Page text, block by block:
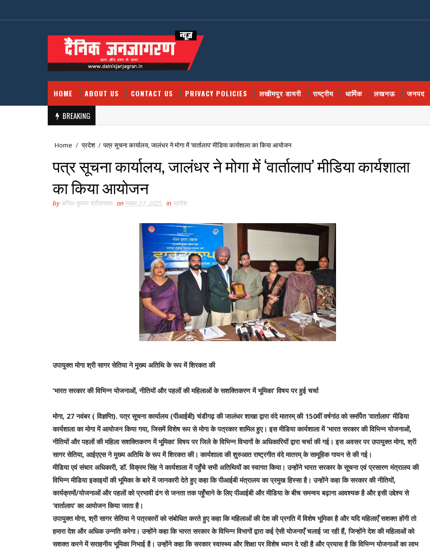
HOME ABOUT US CONTACT US PRIVACY POLICIES लखीमपुर डायरी राष्ट्रीय धार्मिक लखनऊ जनपद
BREAKING
Home / प्रदेश / पत्र सूचना कार्यालय, जालंधर ने मोगा में ‘वार्तालाप’ मीडिया कार्यशाला का किया आयोजन
पत्र सूचना कार्यालय, जालंधर ने मोगा में ‘वार्तालाप’ मीडिया कार्यशाला
का किया आयोजन
byअनिल कुमार श्रीवास्तव onनवंबर 27, 2025 in प्रदेश
उपायुक्त मोगा श्री सागर सेतिया ने मुख्य अतिथि के रूप में शिरकत की
‘भारत सरकार की विभिन्न योजनाओं, नीतियों और पहलों की महिलाओं के सशक्तिकरण में भूमिका’ विषय पर हुई चर्चा
मोगा, 27 नवंबर ( विज्ञप्ति).पत्र सूचना कार्यालय (पीआईबी) चंडीगढ़ की जालंधर शाखा द्वारा वंदे मातरम् की 150वीं वर्षगांठ को समर्पित ‘वार्तालाप’ मीडिया
कार्यशाला का मोगा में आयोजन किया गया, जिसमें विशेष रूप से मोगा के पत्रकार शामिल हुए। इस मीडिया कार्यशाला में ‘भारत सरकार की विभिन्न योजनाओं,
नीतियों और पहलों की महिला सशक्तिकरण में भूमिका’ विषय पर जिले के विभिन्न विभागों के अधिकारियों द्वारा चर्चा की गई। इस अवसर पर उपायुक्त मोगा, श्री
सागर सेतिया, आईएएस ने मुख्य अतिथि के रूप में शिरकत की। कार्यशाला की शुरुआत राष्ट्रगीत वंदे मातरम् के सामूहिक गायन से की गई।
मीडिया एवं संचार अधिकारी, डॉ. विक्रम सिंह ने कार्यशाला में पहुँचे सभी अतिथियों का स्वागत किया। उन्होंने भारत सरकार के सूचना एवं प्रसारण मंत्रालय की
विभिन्न मीडिया इकाइयों की भूमिका के बारे में जानकारी देते हुए कहा कि पीआईबी मंत्रालय का प्रमुख हिस्सा है। उन्होंने कहा कि सरकार की नीतियों,
कार्यक्रमों/योजनाओं और पहलों को प्रभावी ढंग से जनता तक पहुँचाने के लिए पीआईबी और मीडिया के बीच समन्वय बढ़ाना आवश्यक है और इसी उद्देश्य से
‘वार्तालाप’ का आयोजन किया जाता है।
उपायुक्त मोगा, श्री सागर सेतिया ने पत्रकारों को संबोधित करते हुए कहा कि महिलाओं की देश की प्रगति में विशेष भूमिका है और यदि महिलाएँ सशक्त होंगी तो
हमारा देश और अधिक उन्नति करेगा। उन्होंने कहा कि भारत सरकार के विभिन्न विभागों द्वारा कई ऐसी योजनाएँ चलाई जा रही हैं, जिन्होंने देश की महिलाओं को
सशक्त करने में सराहनीय भूमिका निभाई है। उन्होंने कहा कि सरकार स्वास्थ्य और शिक्षा पर विशेष ध्यान दे रही है और प्रयास है कि विभिन्न योजनाओं का लाभ